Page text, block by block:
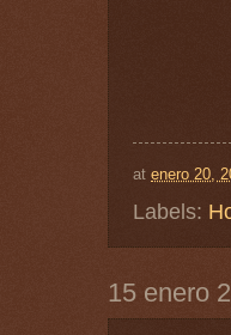
at enero 20,
Labels:
15 enero